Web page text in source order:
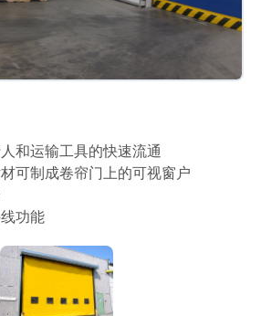
和运输工具的快速流通
可制成卷帘门上的可视窗户
功能